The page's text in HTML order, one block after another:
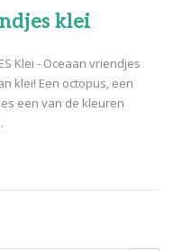
klei
Klei - Oceaan vriendjes
klei! Een octopus, een
een van de kleuren